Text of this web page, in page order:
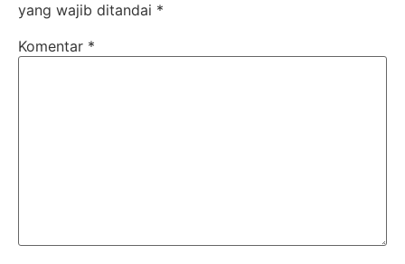
yang wajib ditandai *
Komentar *